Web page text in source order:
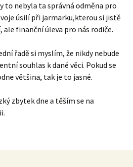
to nebyla ta správná odměna pro
úsilí při jarmarku,kterou si jistě
ale finanční úleva pro nás rodiče.
řadě si myslím, že nikdy nebude
souhlas k dané věci. Pokud se
většina, tak je to jasné.
zbytek dne a těším se na